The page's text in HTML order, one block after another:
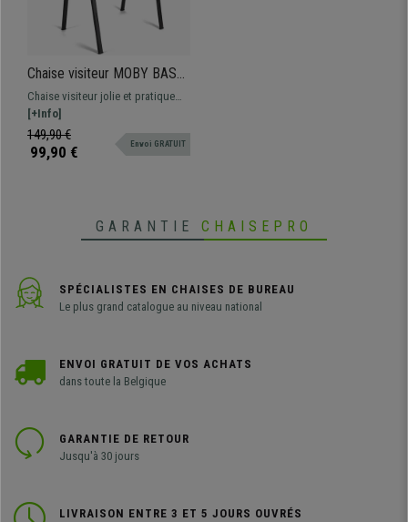
Chaise visiteur MOBY BASE
AVEC ACCOUDOIRS,
Commode et Pratique,
Piétement Noir et Tissu Gris
Chaise visiteur jolie et pratique
MOBY BASE AVEC ACCOUDOIRS,
lignes classiques, pour que les
clients puissent s'asseoir, à placer
[+Info]
149,90 €
99,90 € Envoi GRATUIT
GARANTIE CHAISEPRO
SPÉCIALISTES EN CHAISES DE BUREAU
Le plus grand catalogue au niveau national
ENVOI GRATUIT DE VOS ACHATS
dans toute la Belgique
GARANTIE DE RETOUR
Jusqu'à 30 jours
LIVRAISON ENTRE 3 ET 5 JOURS OUVRÉS